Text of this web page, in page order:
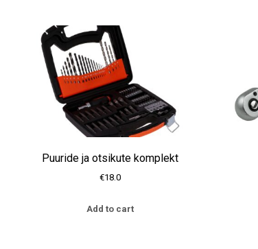
Puuride ja otsikute komplekt
€18.0
Add to cart